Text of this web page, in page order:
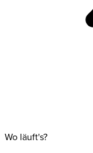
Wo läuft's?